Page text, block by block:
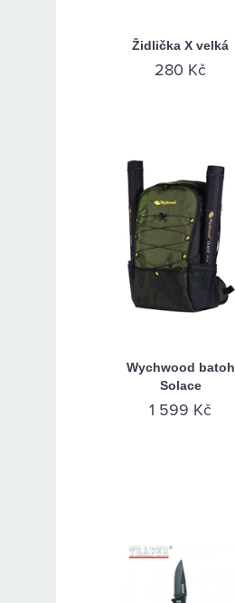
Židlička X velká
280 Kč
Wychwood batoh
Solace
1 599 Kč